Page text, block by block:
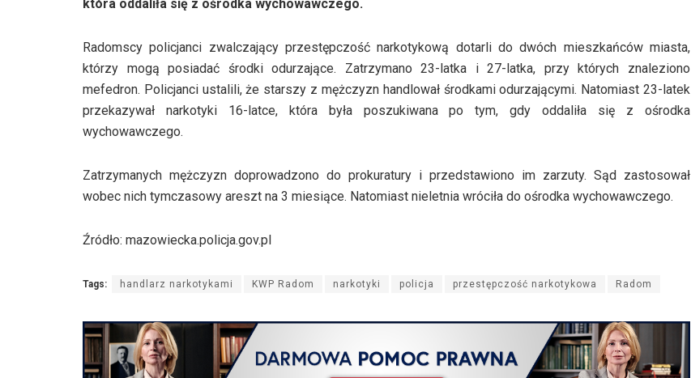
która oddaliła się z ośrodka wychowawczego.
Radomscy policjanci zwalczający przestępczość narkotykową dotarli do dwóch mieszkańców miasta,
którzy mogą posiadać środki odurzające. Zatrzymano 23-latka i 27-latka, przy których znaleziono
mefedron. Policjanci ustalili, że starszy z mężczyzn handlował środkami odurzającymi. Natomiast 23-latek
przekazywał narkotyki 16-latce, która była poszukiwana po tym, gdy oddaliła się z ośrodka
wychowawczego.
Zatrzymanych mężczyzn doprowadzono do prokuratury i przedstawiono im zarzuty. Sąd zastosował
wobec nich tymczasowy areszt na 3 miesiące. Natomiast nieletnia wróciła do ośrodka wychowawczego.
Źródło: mazowiecka.policja.gov.pl
Tags: handlarz narkotykami KWP Radom narkotyki policja przestępczość narkotykowa Radom